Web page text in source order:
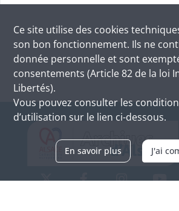
Ce site utilise des cookies
son bon fonctionnement. Ils ne
donnée personnelle et sont
consentements (Article 82 de la loi
Libertés).
Vous pouvez consulter les
d’utilisation sur le lien ci-dessous.
En savoir plus J'ai